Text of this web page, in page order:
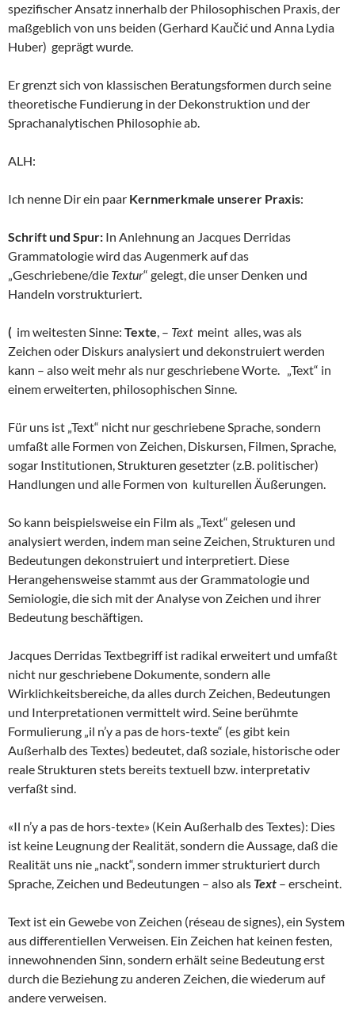
spezifischer Ansatz innerhalb der Philosophischen Praxis, der
maßgeblich von uns beiden (Gerhard Kaučić und Anna Lydia
Huber) geprägt wurde.
Er grenzt sich von klassischen Beratungsformen durch seine
theoretische Fundierung in der Dekonstruktion und der
Sprachanalytischen Philosophie ab.
ALH:
Ich nenne Dir ein paar Kernmerkmale unserer Praxis:
Schrift und Spur: In Anlehnung an Jacques Derridas
Grammatologie wird das Augenmerk auf das
„Geschriebene/die Textur“ gelegt, die unser Denken und
Handeln vorstrukturiert.
( im weitesten Sinne: Texte, – Text meint alles, was als
Zeichen oder Diskurs analysiert und dekonstruiert werden
kann – also weit mehr als nur geschriebene Worte. „Text“ in
einem erweiterten, philosophischen Sinne.
Für uns ist „Text“ nicht nur geschriebene Sprache, sondern
umfaßt alle Formen von Zeichen, Diskursen, Filmen, Sprache,
sogar Institutionen, Strukturen gesetzter (z.B. politischer)
Handlungen und alle Formen von kulturellen Äußerungen.
So kann beispielsweise ein Film als „Text“ gelesen und
analysiert werden, indem man seine Zeichen, Strukturen und
Bedeutungen dekonstruiert und interpretiert. Diese
Herangehensweise stammt aus der Grammatologie und
Semiologie, die sich mit der Analyse von Zeichen und ihrer
Bedeutung beschäftigen.
Jacques Derridas Textbegriff ist radikal erweitert und umfaßt
nicht nur geschriebene Dokumente, sondern alle
Wirklichkeitsbereiche, da alles durch Zeichen, Bedeutungen
und Interpretationen vermittelt wird. Seine berühmte
Formulierung „il n’y a pas de hors-texte“ (es gibt kein
Außerhalb des Textes) bedeutet, daß soziale, historische oder
reale Strukturen stets bereits textuell bzw. interpretativ
verfaßt sind.
«Il n’y a pas de hors-texte» (Kein Außerhalb des Textes): Dies
ist keine Leugnung der Realität, sondern die Aussage, daß die
Realität uns nie „nackt“, sondern immer strukturiert durch
Sprache, Zeichen und Bedeutungen – also als Text – erscheint.
Text ist ein Gewebe von Zeichen (réseau de signes), ein System
aus differentiellen Verweisen. Ein Zeichen hat keinen festen,
innewohnenden Sinn, sondern erhält seine Bedeutung erst
durch die Beziehung zu anderen Zeichen, die wiederum auf
andere verweisen.